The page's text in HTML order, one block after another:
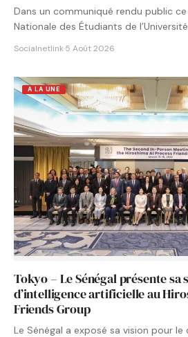
Dans un communiqué rendu public
Nationale des Étudiants de
Socialnetlink·5 Août 2026
A LA UNE
Tokyo – Le Sénégal présente sa
d’intelligence artificielle au
Friends Group
Le Sénégal a exposé sa vision pour